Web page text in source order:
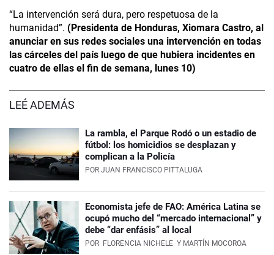
“La intervención será dura, pero respetuosa de la
humanidad”. (Presidenta de Honduras, Xiomara Castro, al
anunciar en sus redes sociales una intervención en todas
las cárceles del país luego de que hubiera incidentes en
cuatro de ellas el fin de semana, lunes 10)
LEÉ ADEMÁS
La rambla, el Parque Rodó o un estadio de
fútbol: los homicidios se desplazan y
complican a la Policía
POR JUAN FRANCISCO PITTALUGA
Economista jefe de FAO: América Latina se
ocupó mucho del “mercado internacional” y
debe “dar enfásis” al local
POR FLORENCIA NICHELE Y MARTÍN MOCOROA